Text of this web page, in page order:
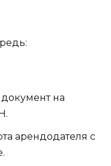
на
арендодателя с